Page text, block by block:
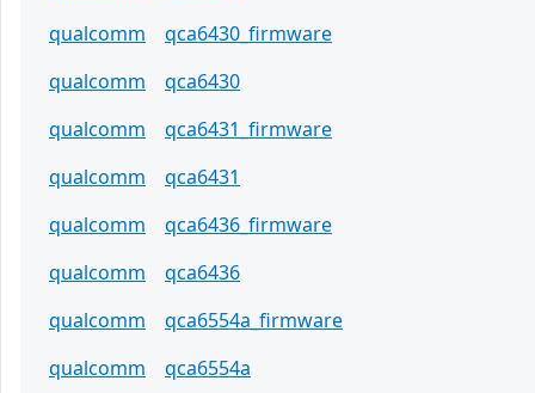
qualcomm
qca6430_firmware
qualcomm
qca6430
qualcomm
qca6431_firmware
qualcomm
qca6431
qualcomm
qca6436_firmware
qualcomm
qca6436
qualcomm
qca6554a_firmware
qualcomm
qca6554a